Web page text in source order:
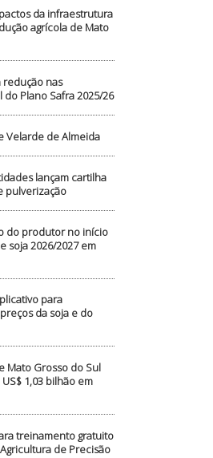
da infraestrutura
agrícola de Mato
redução nas
Plano Safra 2025/26
Velarde de Almeida
lançam cartilha
pulverização
do produtor no início
soja 2026/2027 em
para
da soja e do
Mato Grosso do Sul
1,03 bilhão em
treinamento gratuito
de Precisão